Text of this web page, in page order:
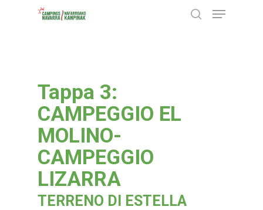
Menu
Tappa 3:
CAMPEGGIO EL
MOLINO-
CAMPEGGIO
LIZARRA
TERRENO DI ESTELLA